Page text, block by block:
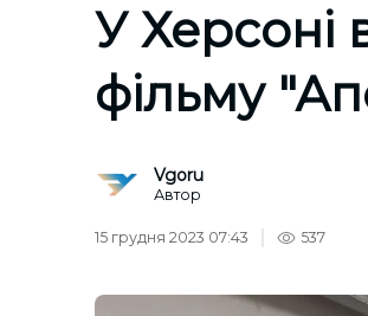
У Херсоні
фільму
Vgoru
Автор
15 грудня 2023 07:43 537